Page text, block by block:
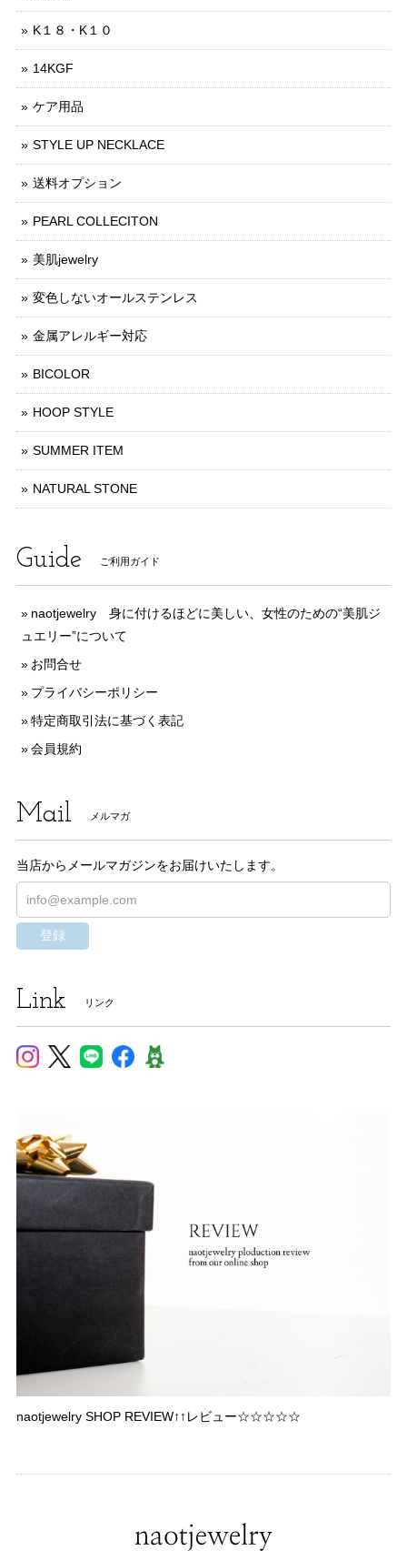
K１８・K１０
14KGF
ケア用品
STYLE UP NECKLACE
送料オプション
PEARL COLLECITON
美肌jewelry
変色しないオールステンレス
金属アレルギー対応
BICOLOR
HOOP STYLE
SUMMER ITEM
NATURAL STONE
Guide ご利用ガイド
naotjewelry 身に付けるほどに美しい、女性のための“美肌ジ
ュエリー”について
お問合せ
プライバシーポリシー
特定商取引法に基づく表記
会員規約
Mail メルマガ
当店からメールマガジンをお届けいたします。
登録
Link リンク
naotjewelry SHOP REVIEW↑↑レビュー☆☆☆☆☆